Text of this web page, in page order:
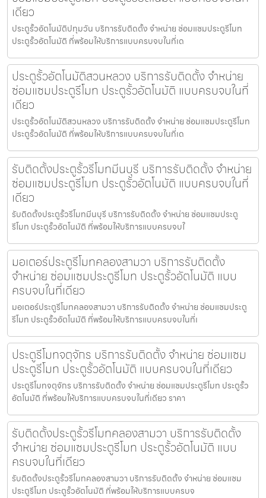
เดียว
ประตูรั้วอัตโนมัติปทุมวัน บริการรับติดตั้ง จำหน่าย ซ่อมแซมประตูรีโมท
ประตูรั้วอัตโนมัติ ที่พร้อมให้บริการแบบครบจบในที่เด
ประตูรั้วอัตโนมัติสวนหลวง บริการรับติดตั้ง จำหน่าย
ซ่อมแซมประตูรีโมท ประตูรั้วอัตโนมัติ แบบครบจบในที่
เดียว
ประตูรั้วอัตโนมัติสวนหลวง บริการรับติดตั้ง จำหน่าย ซ่อมแซมประตูรีโมท
ประตูรั้วอัตโนมัติ ที่พร้อมให้บริการแบบครบจบในที่เด
รับติดตั้งประตูรั้วรีโมทมีนบุรี บริการรับติดตั้ง จำหน่าย
ซ่อมแซมประตูรีโมท ประตูรั้วอัตโนมัติ แบบครบจบในที่
เดียว
รับติดตั้งประตูรั้วรีโมทมีนบุรี บริการรับติดตั้ง จำหน่าย ซ่อมแซมประตู
รีโมท ประตูรั้วอัตโนมัติ ที่พร้อมให้บริการแบบครบจบใ
มอเตอร์ประตูรีโมทคลองสามวา บริการรับติดตั้ง
จำหน่าย ซ่อมแซมประตูรีโมท ประตูรั้วอัตโนมัติ แบบ
ครบจบในที่เดียว
มอเตอร์ประตูรีโมทคลองสามวา บริการรับติดตั้ง จำหน่าย ซ่อมแซมประตู
รีโมท ประตูรั้วอัตโนมัติ ที่พร้อมให้บริการแบบครบจบในที่เ
ประตูรีโมทจตุจักร บริการรับติดตั้ง จำหน่าย ซ่อมแซม
ประตูรีโมท ประตูรั้วอัตโนมัติ แบบครบจบในที่เดียว
ประตูรีโมทจตุจักร บริการรับติดตั้ง จำหน่าย ซ่อมแซมประตูรีโมท ประตูรั้ว
อัตโนมัติ ที่พร้อมให้บริการแบบครบจบในที่เดียว ราคา
รับติดตั้งประตูรั้วรีโมทคลองสามวา บริการรับติดตั้ง
จำหน่าย ซ่อมแซมประตูรีโมท ประตูรั้วอัตโนมัติ แบบ
ครบจบในที่เดียว
รับติดตั้งประตูรั้วรีโมทคลองสามวา บริการรับติดตั้ง จำหน่าย ซ่อมแซม
ประตูรีโมท ประตูรั้วอัตโนมัติ ที่พร้อมให้บริการแบบครบจ